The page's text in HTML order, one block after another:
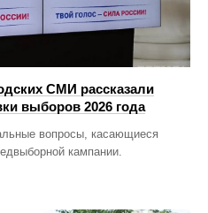
СМИ рассказали
выборов 2026 года
вопросы, касающиеся
кампании.